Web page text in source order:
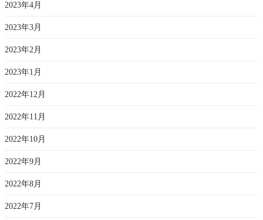
2023年4月
2023年3月
2023年2月
2023年1月
2022年12月
2022年11月
2022年10月
2022年9月
2022年8月
2022年7月